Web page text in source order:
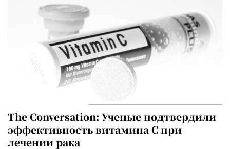
The Conversation: Ученые подтвердили
эффективность витамина C при
лечении рака